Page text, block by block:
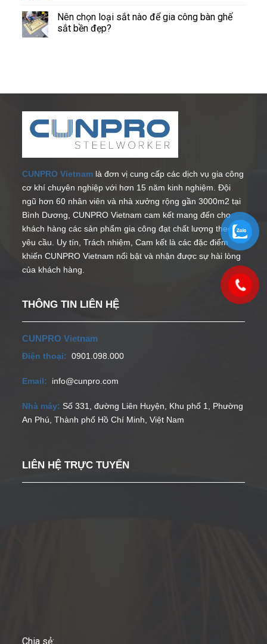
Nên chọn loại sắt nào để gia công bàn ghế
sắt bền đẹp?
CUNPRO Vietnam là đơn vị cung cấp các dịch vụ gia công
cơ khí chuyên nghiệp với hơn 15 năm kinh nghiệm. Đội
ngũ hơn 60 nhân viên và nhà xưởng rộng gần 3000m2 tại
Bình Dương, CUNPRO Vietnam cam kết mang đến cho
khách hàng các sản phẩm gia công đạt chất lượng theo
yêu cầu. Uy tín, Trách nhiệm, Cam kết là các đặc điểm
khiến CUNPRO Vietnam nổi bật và nhận được sự hài lòng
của khách hàng.
THÔNG TIN LIÊN HỆ
CUNPRO Vietnam
Điện thoại: 0901.098.000
Email: info@cunpro.com
Nhà máy: Số 331, đường Liên Huyện, Khu phố 1, Phường
An Phú, Thành phố Hồ Chí Minh, Việt Nam
LIÊN HỆ TRỰC TUYẾN
Chia sẻ: